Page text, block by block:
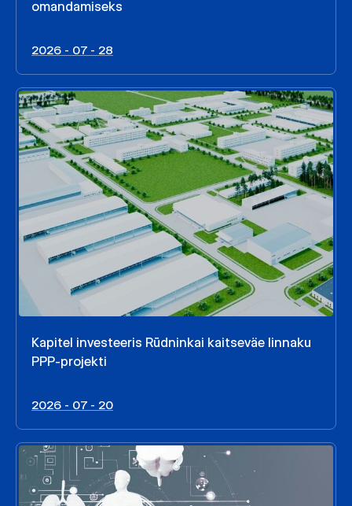
omandamiseks
2026 - 07 - 28
Kapitel investeeris Rūdninkai kaitseväe linnaku
PPP-projekti
2026 - 07 - 20